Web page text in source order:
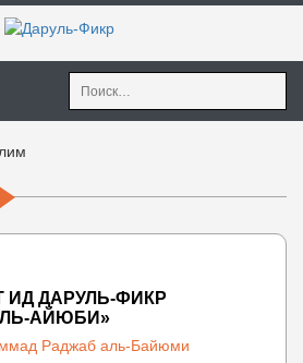
Найти:
ИД ДАРУЛЬ-ФИКР
АЙЮБИ»
Раджаб аль-Байюми